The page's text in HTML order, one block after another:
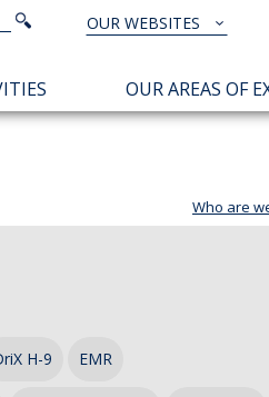
TOUS
NOS
SITES
OUR WEBSITES
Search
Search
OUR AREAS OF
Who are
H-9 EMR